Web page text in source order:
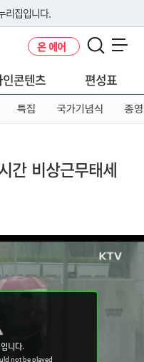
리집입니다.
를 사용하고 있다면 아래 URL에
온 에어
콘텐츠 편성표
특집 국가기념식 종영
간 비상근무태세